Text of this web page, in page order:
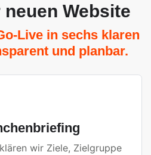
neuen Website
Live in sechs klaren
und planbar.
wir Ziele, Zielgruppe